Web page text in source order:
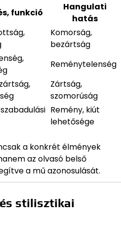
funkció
Hangulati
hatás
Komorság,
bezártság
Reménytelenség
Zártság,
szomorúság
Remény, kiút
lehetősége
a konkrét élmények
az olvasó belső
a mű azonosulását.
stilisztikai